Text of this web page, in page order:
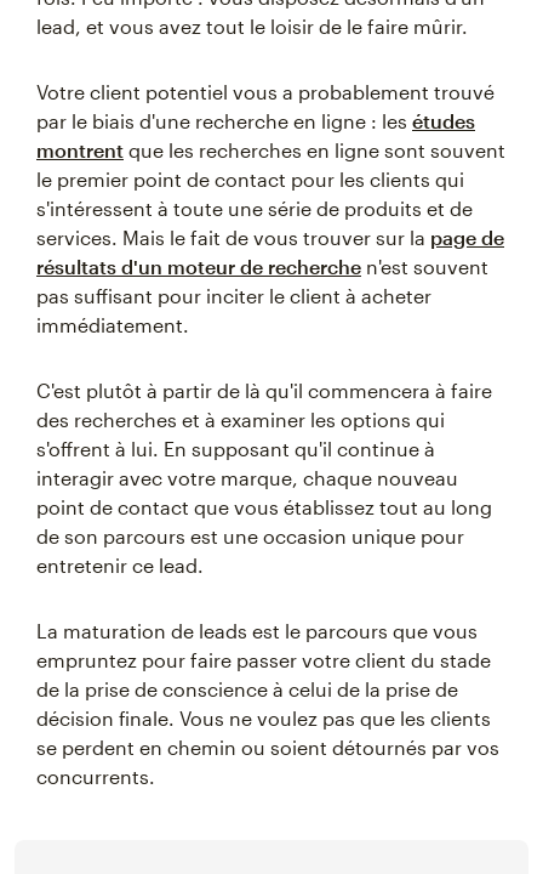
lead, et vous avez tout le loisir de le faire mûrir.
Votre client potentiel vous a probablement trouvé
par le biais d'une recherche en ligne : les études
montrent que les recherches en ligne sont souvent
le premier point de contact pour les clients qui
s'intéressent à toute une série de produits et de
services. Mais le fait de vous trouver sur la page de
résultats d'un moteur de recherche n'est souvent
pas suffisant pour inciter le client à acheter
immédiatement.
C'est plutôt à partir de là qu'il commencera à faire
des recherches et à examiner les options qui
s'offrent à lui. En supposant qu'il continue à
interagir avec votre marque, chaque nouveau
point de contact que vous établissez tout au long
de son parcours est une occasion unique pour
entretenir ce lead.
La maturation de leads est le parcours que vous
empruntez pour faire passer votre client du stade
de la prise de conscience à celui de la prise de
décision finale. Vous ne voulez pas que les clients
se perdent en chemin ou soient détournés par vos
concurrents.